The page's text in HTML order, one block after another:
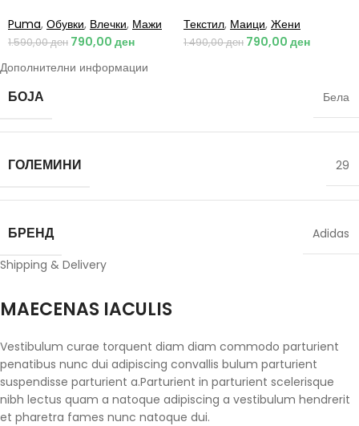
Puma, Обувки, Влечки, Мажи
1.590,00ден 790,00 ден
Текстил, Маици, Жени
1.490,00ден 790,00 ден
Дополнителни информации
БОЈА Бела
ГОЛЕМИНИ 29
БРЕНД
Adidas
Shipping & Delivery
MAECENAS IACULIS
Vestibulum curae torquent diam diam commodo parturient
penatibus nunc dui adipiscing convallis bulum parturient
suspendisse parturient a.Parturient in parturient scelerisque
nibh lectus quam a natoque adipiscing a vestibulum hendrerit
et pharetra fames nunc natoque dui.